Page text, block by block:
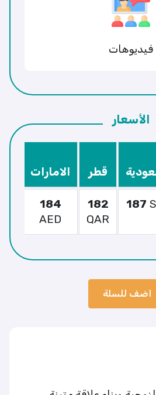
فيديوهات
الأسعار
قطر الامارات
187
182
QAR
184
AED
اضف للسلة